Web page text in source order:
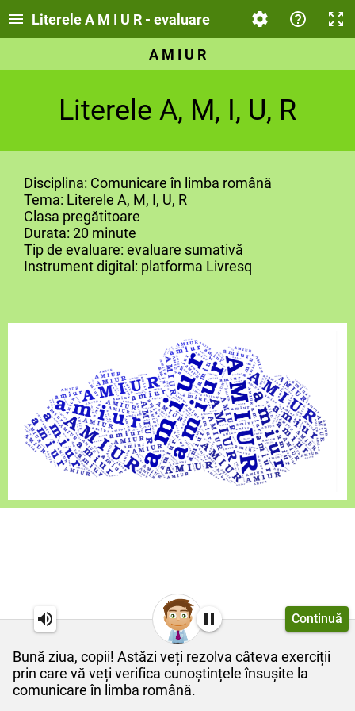
Bună ziua, copii! Astăzi veți rezolva câteva exerciții
prin care vă veți verifica cunoștințele însușite la
comunicare în limba română.
Continuă
Literele A M I U R - evaluare
A M I U R
Literele A, M, I, U, R
Disciplina: Comunicare în limba română
Tema: Literele A, M, I, U, R
Clasa pregătitoare
Durata: 20 minute
Tip de evaluare: evaluare sumativă
Instrument digital: platforma Livresq